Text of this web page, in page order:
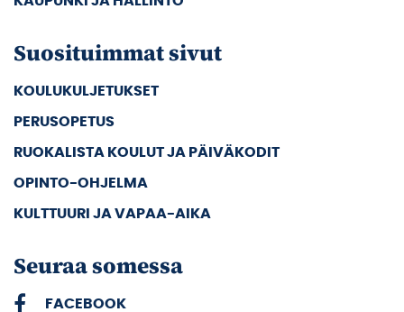
Suosituimmat sivut
KOULUKULJETUKSET
PERUSOPETUS
RUOKALISTA KOULUT JA PÄIVÄKODIT
OPINTO-OHJELMA
KULTTUURI JA VAPAA-AIKA
Seuraa somessa
FACEBOOK